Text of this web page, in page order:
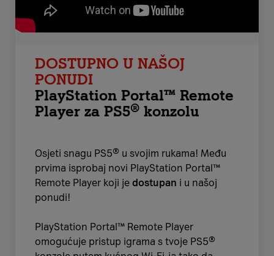
DOSTUPNO U NAŠOJ
PONUDI
PlayStation Portal™ Remote
Player za PS5® konzolu
Osjeti snagu PS5® u svojim rukama! Među
prvima isprobaj novi PlayStation Portal™
Remote Player koji je dostupan i u našoj
ponudi!
PlayStation Portal™ Remote Player
omogućuje pristup igrama s tvoje PS5®